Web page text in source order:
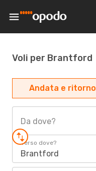
Voli per Brantford
Andata e ritorno
Da dove?
Verso dove?
Brantford